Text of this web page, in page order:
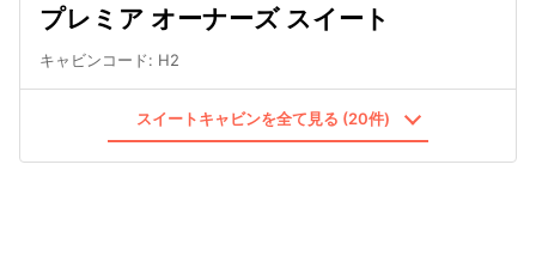
プレミア オーナーズ スイート
キャビンコード: H2
スイートキャビンを全て見る (20件)